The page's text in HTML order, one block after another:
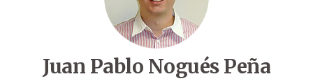
Juan Pablo Nogués Peña